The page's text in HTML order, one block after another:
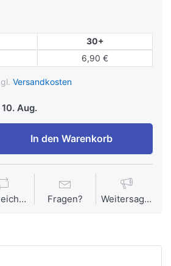
30+
6,90 €
Versandkosten
Aug.
In den Warenkorb
Vergleichen Fragen? Weitersagen